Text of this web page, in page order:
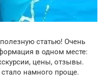
статью! Очень
в одном месте:
цены, отзывы.
стало намного проще.